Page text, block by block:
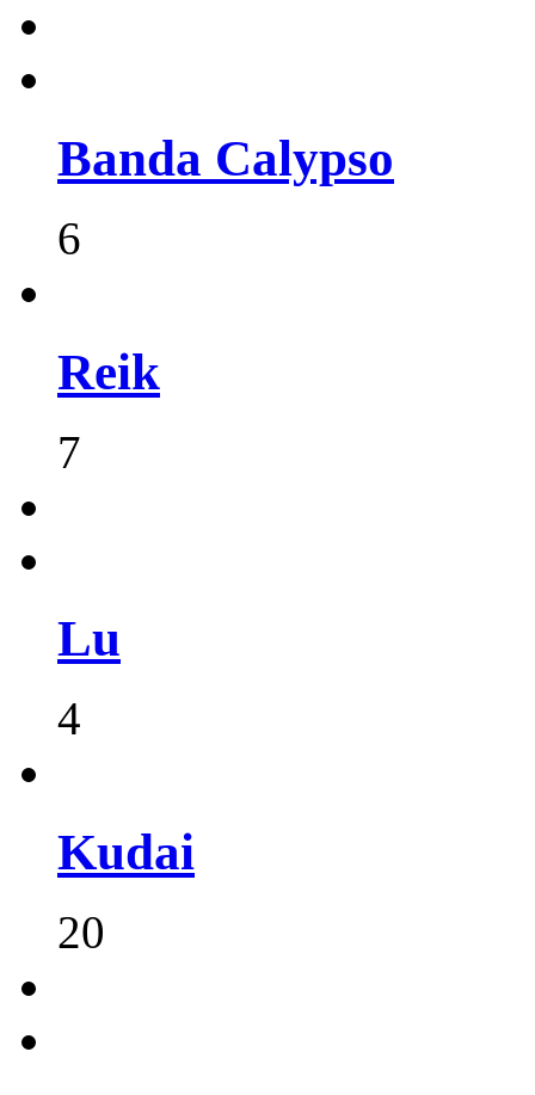
Banda Calypso
6
Reik
7
Lu
4
Kudai
20